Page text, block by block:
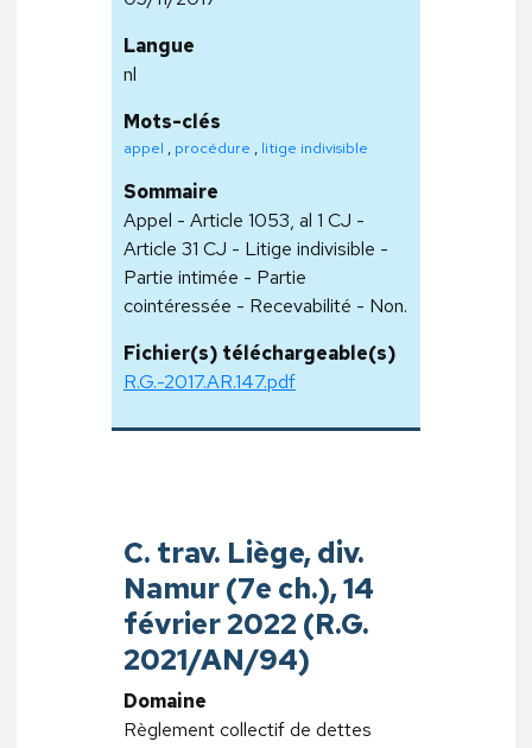
Langue
nl
Mots-clés
appel , procédure , litige indivisible
Sommaire
Appel - Article 1053, al 1 CJ -
Article 31 CJ - Litige indivisible -
Partie intimée - Partie
cointéressée - Recevabilité - Non.
Fichier(s) téléchargeable(s)
R.G.-2017.AR.147.pdf
C. trav. Liège, div.
Namur (7e ch.), 14
février 2022 (R.G.
2021/AN/94)
Domaine
Règlement collectif de dettes